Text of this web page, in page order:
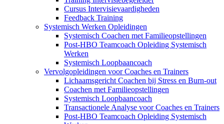
Cursus Intervisievaardigheden
Feedback Training
Systemisch Werken Opleidingen
Systemisch Coachen met Familieopstellingen
Post-HBO Teamcoach Opleiding Systemisch
Werken
Systemisch Loopbaancoach
Vervolgopleidingen voor Coaches en Trainers
Lichaamsgericht Coachen bij Stress en Burn-out
Coachen met Familieopstellingen
Systemisch Loopbaancoach
Transactionele Analyse voor Coaches en Trainers
Post-HBO Teamcoach Opleiding Systemisch